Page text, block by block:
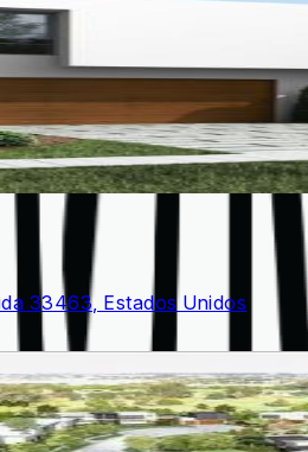
33463, Estados Unidos